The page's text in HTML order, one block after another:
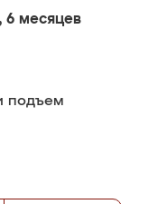
6 месяцев
подъем